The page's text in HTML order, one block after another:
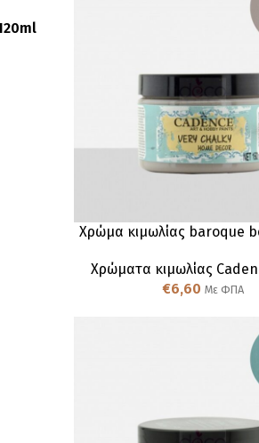
Χρώμα κιμωλίας baroque
Χρώματα κιμωλίας
€6,60 Με ΦΠΑ